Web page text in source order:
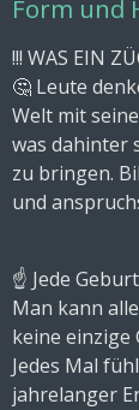
Form und
!!! WAS EIN
🤔 Leute
Welt mit
was dahinter
zu bringen.
und
☝ Jede
Man kann
keine einzige
Jedes Mal
jahrelanger